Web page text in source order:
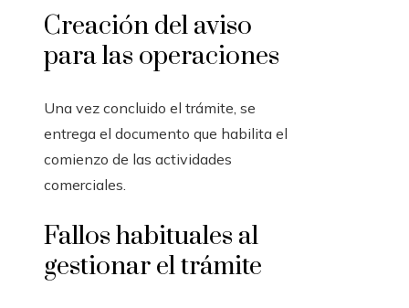
Creación del aviso
para las operaciones
Una vez concluido el trámite, se
entrega el documento que habilita el
comienzo de las actividades
comerciales.
Fallos habituales al
gestionar el trámite